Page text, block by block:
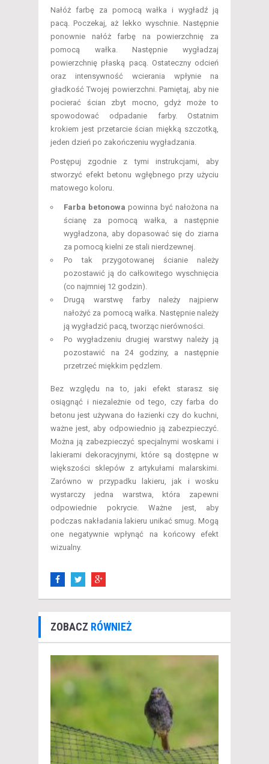
Nałóż farbę za pomocą wałka i wygładź ją
pacą. Poczekaj, aż lekko wyschnie. Następnie
ponownie nałóż farbę na powierzchnię za
pomocą wałka. Następnie wygładzaj
powierzchnię płaską pacą. Ostateczny odcień
oraz intensywność wcierania wpłynie na
gładkość Twojej powierzchni. Pamiętaj, aby nie
pocierać ścian zbyt mocno, gdyż może to
spowodować odpadanie farby. Ostatnim
krokiem jest przetarcie ścian miękką szczotką,
jeden dzień po zakończeniu wygładzania.
Postępuj zgodnie z tymi instrukcjami, aby
stworzyć efekt betonu wgłębnego przy użyciu
matowego koloru.
Farba betonowa powinna być nałożona na
ścianę za pomocą wałka, a następnie
wygładzona, aby dopasować się do ziarna
za pomocą kielni ze stali nierdzewnej.
Po tak przygotowanej ścianie należy
pozostawić ją do całkowitego wyschnięcia
(co najmniej 12 godzin).
Drugą warstwę farby należy najpierw
nałożyć za pomocą wałka. Następnie należy
ją wygładzić pacą, tworząc nierówności.
Po wygładzeniu drugiej warstwy należy ją
pozostawić na 24 godziny, a następnie
przetrzeć miękkim pędzlem.
Bez względu na to, jaki efekt starasz się
osiągnąć i niezależnie od tego, czy farba do
betonu jest używana do łazienki czy do kuchni,
ważne jest, aby odpowiednio ją zabezpieczyć.
Można ją zabezpieczyć specjalnymi woskami i
lakierami dekoracyjnymi, które są dostępne w
większości sklepów z artykułami malarskimi.
Zarówno w przypadku lakieru, jak i wosku
wystarczy jedna warstwa, która zapewni
odpowiednie pokrycie. Ważne jest, aby
podczas nakładania lakieru unikać smug. Mogą
one negatywnie wpłynąć na końcowy efekt
wizualny.
ZOBACZ RÓWNIEŻ